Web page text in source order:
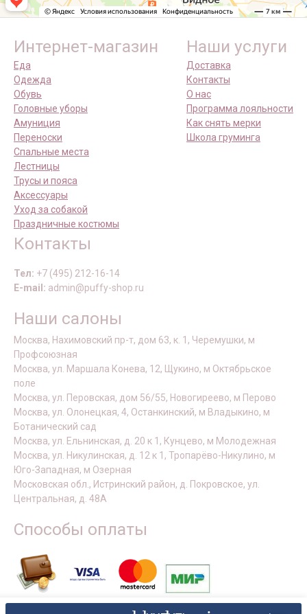
Интернет-магазин
Еда
Одежда
Обувь
Головные уборы
Амуниция
Переноски
Спальные места
Лестницы
Трусы и пояса
Аксессуары
Уход за собакой
Праздничные костюмы
Наши услуги
Доставка
Контакты
О нас
Программа лояльности
Как снять мерки
Школа груминга
Контакты
Тел: +7 (495) 212-16-14
E-mail: admin@puffy-shop.ru
Наши салоны
Москва, Нахимовский пр-т, дом 63, к. 1, Черемушки, м
Профсоюзная
Москва, ул. Маршала Конева, 12, Щукино, м Октябрьское
поле
Москва, ул. Перовская, дом 56/55, Новогиреево, м Перово
Москва, ул. Олонецкая, 4, Останкинский, м Владыкино, м
Ботанический сад
Москва, ул. Ельнинская, д. 20 к 1, Кунцево, м Молодежная
Москва, ул. Никулинская, д. 12 к 1, Тропарёво-Никулино, м
Юго-Западная, м Озерная
Московская обл., Истринский район, д. Покровское, ул.
Центральная, д. 48А
Способы оплаты